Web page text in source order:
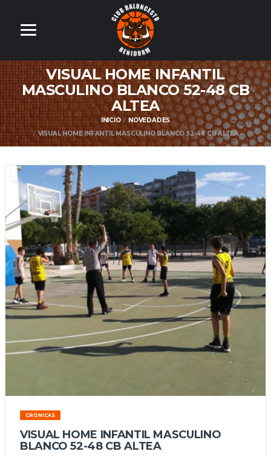
VISUAL HOME INFANTIL
MASCULINO BLANCO 52-48 CB
ALTEA
INICIO
NOVEDADES
VISUAL HOME INFANTIL MASCULINO BLANCO 52-48 CB ALTEA
CRÓNICAS
VISUAL HOME INFANTIL MASCULINO
BLANCO 52-48 CB ALTEA